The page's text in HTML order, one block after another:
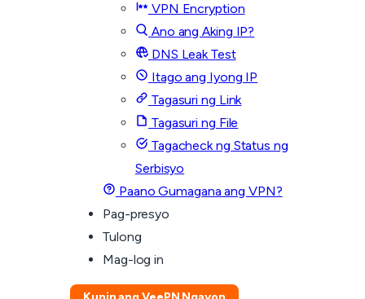
VPN Encryption
Ano ang Aking IP?
DNS Leak Test
Itago ang Iyong IP
Tagasuri ng Link
Tagasuri ng File
Tagacheck ng Status ng
Serbisyo
Paano Gumagana ang VPN?
Pag-presyo
Tulong
Mag-log in